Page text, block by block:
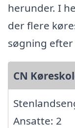
herunder. I
der flere
søgning
CN
Ansatte: 2